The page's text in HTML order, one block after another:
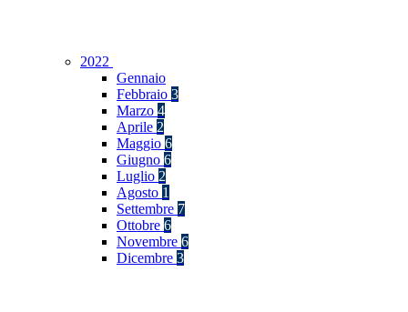
2022
Gennaio
Febbraio 3
Marzo 4
Aprile 2
Maggio 6
Giugno 6
Luglio 2
Agosto 1
Settembre 7
Ottobre 6
Novembre 6
Dicembre 3